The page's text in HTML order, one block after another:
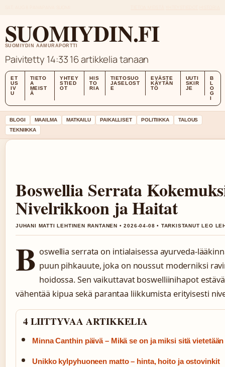
SUOMIYDIN.FI
SUOMIYDIN AAMURAPORTTI
Paivitetty 14:3316 artikkelia tanaan
ET
US
IV
U
TIETO
A
MEIST
Ä
YHTEY
STIED
OT
HIS
TO
RIA
TIETOSUO
JASELOST
E
EVÄSTE
KÄYTÄN
TÖ
UUTI
SKIR
JE
B
L
O
G
I
BLOGI MAAILMA MATKAILU PAIKALLISET POLITIIKKA
TALOUS
TEKNIIKKA
Boswellia Serrata
Nivelrikkoon ja Haitat
JUHANI MATTI LEHTINEN RANTANEN • 2026-04-08 • TARKISTANUT LEO
B oswellia serrata on intialaisessa ayurveda-
puun pihkauute, joka on noussut moderniksi
hoidossa. Sen vaikuttavat boswelliinihapot
vähentää kipua sekä parantaa liikkumista erityisesti
4 LIITTYVAA ARTIKKELIA
Minna Canthin päivä – Mikä se on ja miksi sitä vietetään
Unikko kylpyhuoneen matto – hinta, hoito ja ostovinkit